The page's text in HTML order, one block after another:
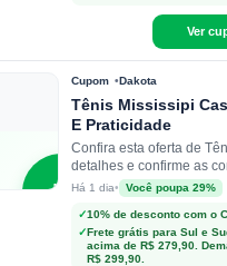
Ver
D
Dakota
Cupom Dakota
Tênis Mississipi
E Praticidade
Confira esta oferta de
detalhes e confirme as
Há 1 dia• Você poupa 29%
✓10% de desconto com o
✓Frete grátis para Sul e
acima de R$ 279,90.
R$ 299,90.